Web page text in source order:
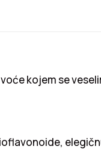
kojem se